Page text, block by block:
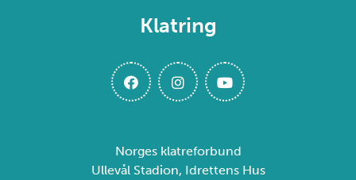
Klatring
Norges klatreforbund
Ullevål Stadion, Idrettens Hus